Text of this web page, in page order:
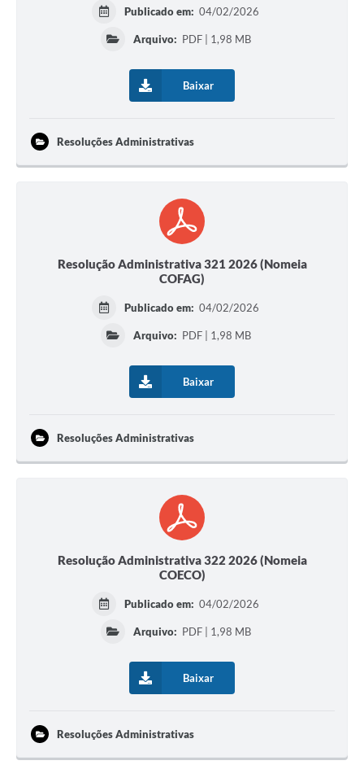
Publicado em: 04/02/2026
Arquivo: PDF | 1,98 MB
Baixar
Resoluções Administrativas
Resolução Administrativa 321 2026 (Nomeia
COFAG)
Publicado em: 04/02/2026
Arquivo: PDF | 1,98 MB
Baixar
Resoluções Administrativas
Resolução Administrativa 322 2026 (Nomeia
COECO)
Publicado em: 04/02/2026
Arquivo: PDF | 1,98 MB
Baixar
Resoluções Administrativas